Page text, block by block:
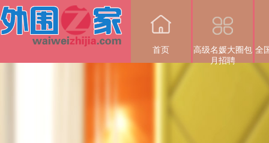
首页
高级名媛大圈包
月招聘
全